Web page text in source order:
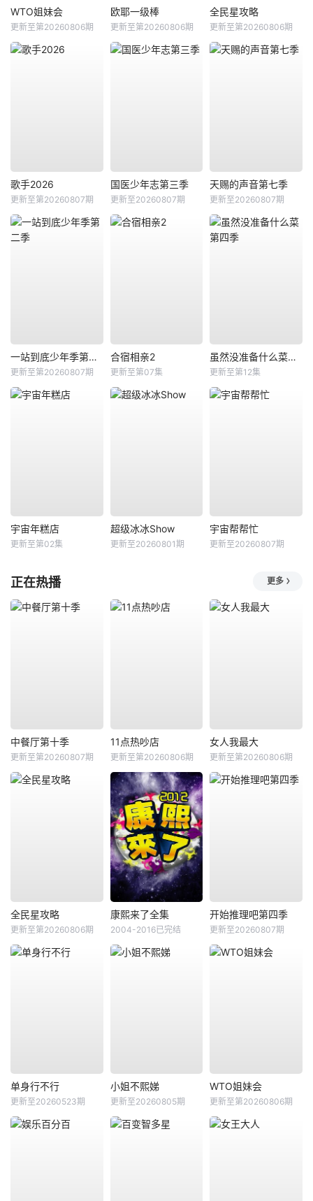
WTO姐妹会
更新至第20260806期
欧耶一级棒
更新至第20260806期
全民星攻略
更新至第20260806期
歌手2026
更新至第20260807期
国医少年志第三季
更新至20260807期
天赐的声音第七季
更新至20260807期
一站到底少年季第二季
更新至第20260807期
合宿相亲2
更新至第07集
虽然没准备什么菜第四季
更新至第12集
宇宙年糕店
更新至第02集
超级冰冰Show
更新至20260801期
宇宙帮帮忙
更新至20260807期
正在热播 更多
中餐厅第十季
更新至第20260807期
11点热吵店
更新至第20260806期
女人我最大
更新至第20260806期
全民星攻略
更新至第20260806期
康熙来了全集
2004-2016已完结
开始推理吧第四季
更新至20260807期
单身行不行
更新至20260523期
小姐不熙娣
更新至20260805期
WTO姐妹会
更新至第20260806期